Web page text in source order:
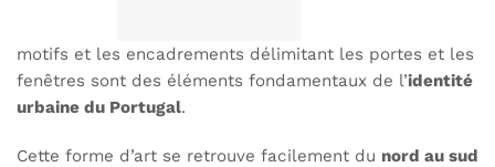
motifs et les encadrements délimitant les portes et les
fenêtres sont des éléments fondamentaux de l’identité
urbaine du Portugal.
Cette forme d’art se retrouve facilement du nord au sud